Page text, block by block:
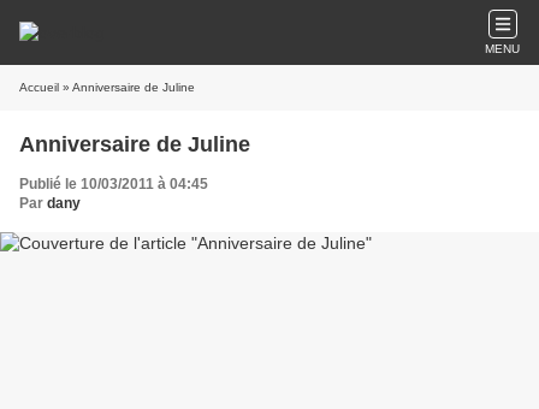
MENU
Accueil » Anniversaire de Juline
Anniversaire de Juline
Publié le 10/03/2011 à 04:45
Par dany